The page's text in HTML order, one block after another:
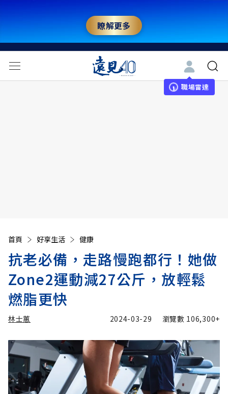
瞭解更多
職場雷達
首頁 好享生活 健康
抗老必備，走路慢跑都行！她做
Zone2運動減27公斤，放輕鬆
燃脂更快
林士蕙 2024-03-29 瀏覽數 106,300+